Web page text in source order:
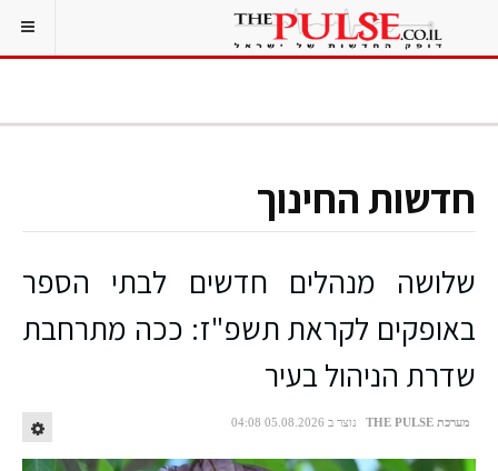
חדשות החינוך
שלושה מנהלים חדשים לבתי הספר
באופקים לקראת תשפ"ז: ככה מתרחבת
שדרת הניהול בעיר
מערכת THE PULSE נוצר ב 05.08.2026 04:08